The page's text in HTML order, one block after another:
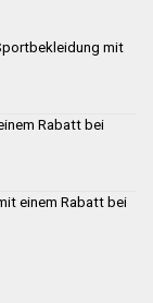
mit
Rabatt bei
einem Rabatt bei